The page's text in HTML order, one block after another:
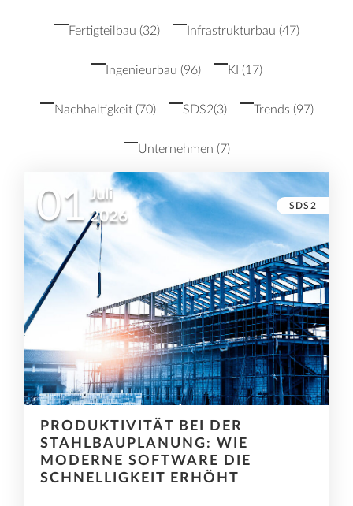
Fertigteilbau (32) Infrastrukturbau (47)
Ingenieurbau (96) KI (17)
Nachhaltigkeit (70) SDS2(3) Trends (97)
Unternehmen (7)
01
Juli
2026
SDS2
PRODUKTIVITÄT BEI DER
STAHLBAUPLANUNG: WIE
MODERNE SOFTWARE DIE
SCHNELLIGKEIT ERHÖHT